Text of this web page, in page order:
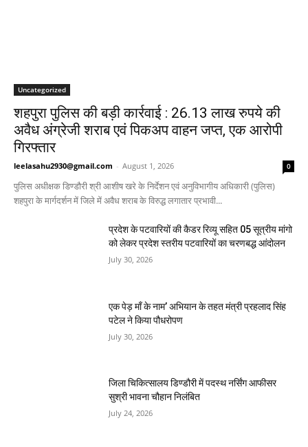
Uncategorized
शहपुरा पुलिस की बड़ी कार्रवाई : 26.13 लाख रुपये की
अवैध अंग्रेजी शराब एवं पिकअप वाहन जप्त, एक आरोपी
गिरफ्तार
leelasahu2930@gmail.com - August 1, 2026 0
पुलिस अधीक्षक डिण्डौरी श्री आशीष खरे के निर्देशन एवं अनुविभागीय अधिकारी (पुलिस)
शहपुरा के मार्गदर्शन में जिले में अवैध शराब के विरुद्ध लगातार प्रभावी...
प्रदेश के पटवारियों की कैडर रिव्यू सहित 05 सूत्रीय मांगो
को लेकर प्रदेश स्तरीय पटवारियों का चरणबद्ध आंदोलन
July 30, 2026
एक पेड़ माँ के नाम’ अभियान के तहत मंत्री प्रहलाद सिंह
पटेल ने किया पौधरोपण
July 30, 2026
जिला चिकित्सालय डिण्डौरी में पदस्थ नर्सिंग आफीसर
सुश्री भावना चौहान निलंबित
July 24, 2026